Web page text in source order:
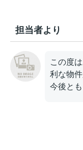
担当者より
この度
利な物
今後と